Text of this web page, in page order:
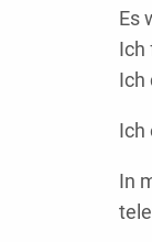
Es
Ich
Ich
Ich
In